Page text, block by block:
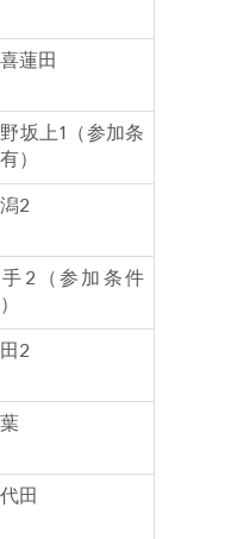
蓮田
坂上1（参加条
）
2
2（参加条件
2
田